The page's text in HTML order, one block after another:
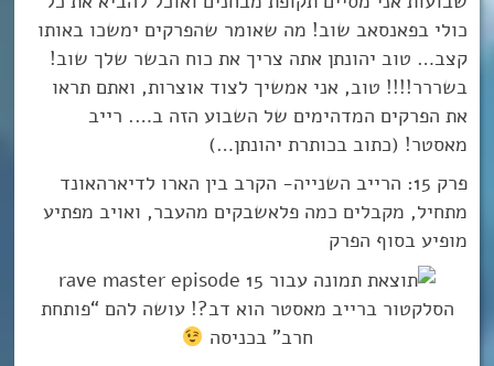
כולי בפאנסאב שוב! מה שאומר שהפרקים ימשכו באותו
קצב… טוב יהונתן אתה צריך את כוח הבשר שלך שוב!
בשררר!!!! טוב, אני אמשיך לצוד אוצרות, ואתם תראו
את הפרקים המדהימים של השבוע הזה ב…. רייב
מאסטר! (כתוב בכותרת יהונתן…)
פרק 15: הרייב השנייה- הקרב בין הארו לדיארהאונד
מתחיל, מקבלים כמה פלאשבקים מהעבר, ואויב מפתיע
מופיע בסוף הפרק
הסלקטור ברייב מאסטר הוא דב?! עושה להם “פותחת
חרב” בכניסה